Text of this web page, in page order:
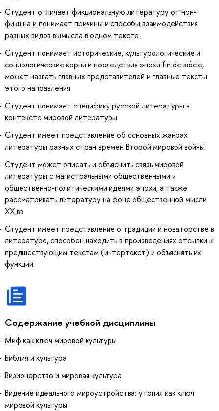
Студент отличает фикциональную литературу от нон-
фикшна и понимает причины и способы взаимодействия
разных видов вымысла в одном тексте
Студент понимает исторические, культурологические и
социологические корни и последствия эпохи fin de siècle,
может назвать главных представителей и главные тексты
этого направления
Студент понимает специфику русской литературы в
контексте мировой литературы
Студент имеет представление об основных жанрах
литературы разных стран времен Второй мировой войны
Студент может описать и объяснить связь мировой
литературы с магистральными общественными и
общественно-политическими идеями эпохи, а также
рассматривать литературу на фоне общественной мысли
ХХ вв
Студент имеет представление о традиции и новаторстве в
литературе, способен находить в произведениях отсылки к
предшествующим текстам (интертекст) и объяснять их
функции
Содержание учебной дисциплины
Миф как ключ мировой культуры
Библия и культура
Визионерство и мировая культура
Видение идеального мироустройства: утопия как ключ
мировой культуры